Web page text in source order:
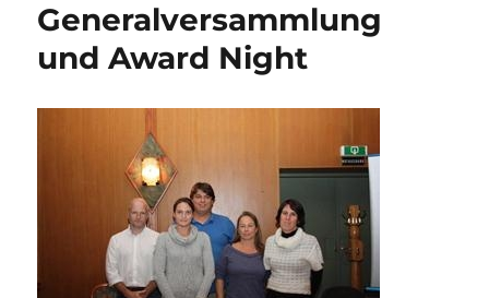
nach
Tannenzapfen
und
Generalversammlung
und Award Night